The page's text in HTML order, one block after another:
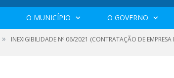
O MUNICÍPIO O GOVERNO
» INEXIGIBILIDADE Nº 06/2021 (CONTRATAÇÃO DE EMPRESA